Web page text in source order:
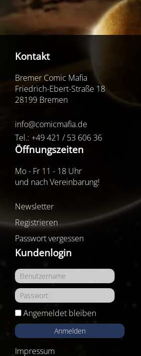
Kontakt
Bremer Comic Mafia
Friedrich-Ebert-Straße 18
28199 Bremen
info@comicmafia.de
Tel.: +49 421 / 53 606 36
Öffnungszeiten
Mo - Fr 11 - 18 Uhr
und nach Vereinbarung!
Newsletter
Registrieren
Passwort vergessen
Kundenlogin
Angemeldet bleiben
Anmelden
Impressum